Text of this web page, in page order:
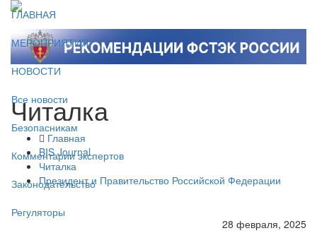
ГЛАВНАЯ
МЕРОПРИЯТИЯ
НОВОСТИ
Все новости
Безопасникам
Комментарии экспертов
Законодательство
Регуляторы
Читалка
Главная
BIS Journal
Читалка
Президент и Правительство Российской Федерации
28 февраля, 2025